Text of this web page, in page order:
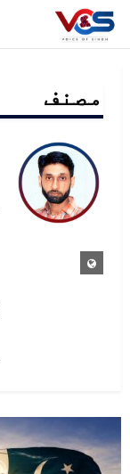
مصنف